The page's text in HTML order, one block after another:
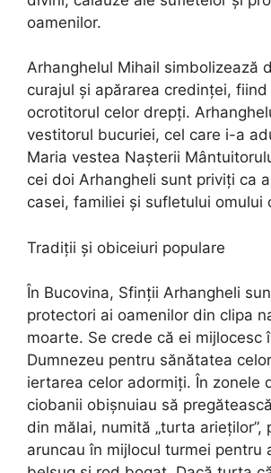
oamenilor.
Arhanghelul Mihail simbolizează
curajul și apărarea credinței,
ocrotitorul celor drepți.
vestitorul bucuriei, cel care i-a
Maria vestea Nașterii
cei doi Arhangheli sunt priviți ca
casei, familiei și sufletului omului
Tradiții și obiceiuri populare
În Bucovina, Sfinții Arhangheli
protectori ai oamenilor din clipa
moarte. Se crede că ei mijlocesc
Dumnezeu pentru sănătatea
iertarea celor adormiți. În zonele
ciobanii obișnuiau să
din mălai, numită „turta arieților”,
aruncau în mijlocul turmei pentru